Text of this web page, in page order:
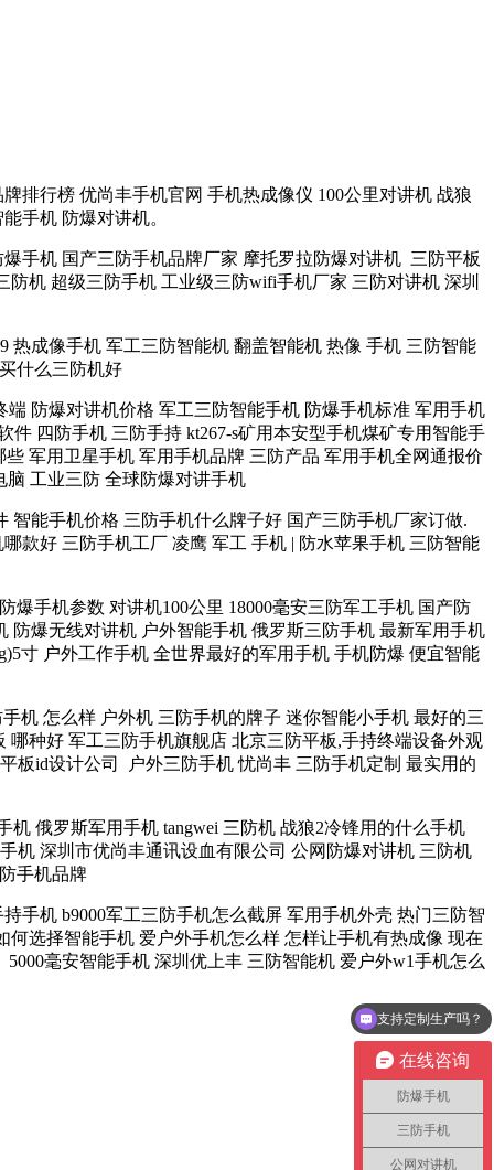
排行榜 优尚丰手机官网 手机热成像仪 100公里对讲机 战狼
手机 防爆对讲机。
手机 国产三防手机品牌厂家 摩托罗拉防爆对讲机 三防平板
机 超级三防手机 工业级三防wifi手机厂家 三防对讲机 深圳
热成像手机 军工三防智能机 翻盖智能机 热像 手机 三防智能
什么三防机好
防爆对讲机价格 军工三防智能手机 防爆手机标准 军用手机
四防手机 三防手持 kt267-s矿用本安型手机煤矿专用智能手
军用卫星手机 军用手机品牌 三防产品 军用手机全网通报价
工业三防 全球防爆对讲手机
能手机价格 三防手机什么牌子好 国产三防手机厂家订做.
款好 三防手机工厂 凌鹰 军工 手机 | 防水苹果手机 三防智能
手机参数 对讲机100公里 18000毫安三防军工手机 国产防
爆无线对讲机 户外智能手机 俄罗斯三防手机 最新军用手机
寸 户外工作手机 全世界最好的军用手机 手机防爆 便宜智能
机 怎么样 户外机 三防手机的牌子 迷你智能小手机 最好的三
种好 军工三防手机旗舰店 北京三防平板,手持终端设备外观
板id设计公司 户外三防手机 忧尚丰 三防手机定制 最实用的
俄罗斯军用手机 tangwei 三防机 战狼2冷锋用的什么手机
机 深圳市优尚丰通讯设血有限公司 公网防爆对讲机 三防机
手机品牌
手机 b9000军工三防手机怎么截屏 军用手机外壳 热门三防智
选择智能手机 爱户外手机怎么样 怎样让手机有热成像 现在
毫安智能手机 深圳优上丰 三防智能机 爱户外w1手机怎么
在线咨询
防爆手机
三防手机
公网对讲机
支持定制生产吗？